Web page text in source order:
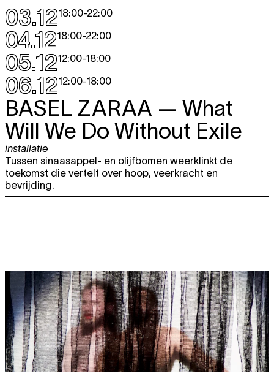
03.1218:00-22:00
04.1218:00-22:00
05.1212:00-18:00
06.1212:00-18:00
BASEL ZARAA — What
Will We Do Without Exile
installatie
Tussen sinaasappel- en olijfbomen weerklinkt de
toekomst die vertelt over hoop, veerkracht en
bevrijding.